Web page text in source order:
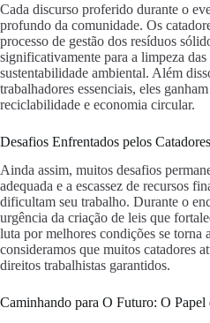
Cada discurso proferido durante o
profundo da comunidade. Os
processo de gestão dos resíduos
significativamente para a limpeza
sustentabilidade ambiental. Além
trabalhadores essenciais, eles
reciclabilidade e economia circular.
Desafios Enfrentados pelos Catadores
Ainda assim, muitos desafios
adequada e a escassez de recursos
dificultam seu trabalho. Durante o
urgência da criação de leis que
luta por melhores condições se torna
consideramos que muitos catadores
direitos trabalhistas garantidos.
Caminhando para O Futuro: O Papel